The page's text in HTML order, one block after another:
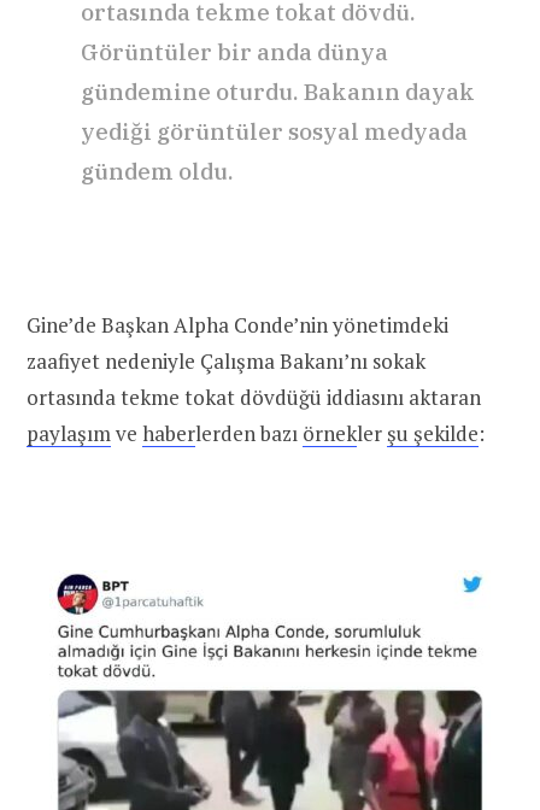
ortasında tekme tokat dövdü.
Görüntüler bir anda dünya
gündemine oturdu. Bakanın dayak
yediği görüntüler sosyal medyada
gündem oldu.
Gine’de Başkan Alpha Conde’nin yönetimdeki
zaafiyet nedeniyle Çalışma Bakanı’nı sokak
ortasında tekme tokat dövdüğü iddiasını aktaran
paylaşımve haberlerden bazı örneklerşu şekilde: